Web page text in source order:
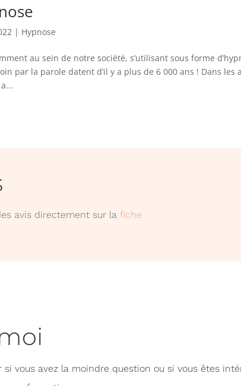
| Hypnose
au sein de notre société, s’utilisant sous forme
par la parole datent d’il y a plus de 6 000 ans ! Dans les
avis directement sur lafiche
si vous avez la moindre question ou si vous êtes